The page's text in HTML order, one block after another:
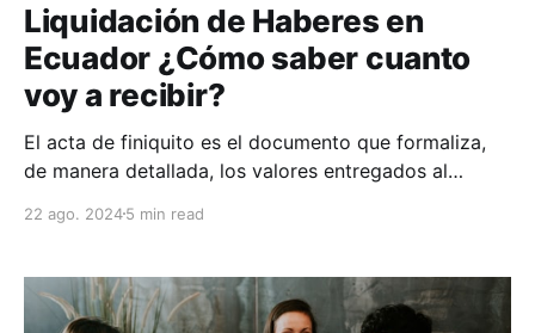
Liquidación de Haberes en
Ecuador ¿Cómo saber cuanto
voy a recibir?
El acta de finiquito es el documento que formaliza,
de manera detallada, los valores entregados al
la relación laboral haya finalizado. Además, menciona
acuerdo, desahucio, despido intempestivo o renuncia
voluntaria, entre otras
22 ago. 20245 min read